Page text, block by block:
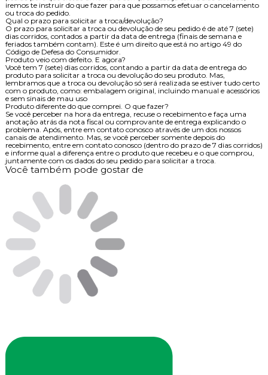
iremos te instruir do que fazer para que possamos efetuar o cancelamento
ou troca do pedido.
Qual o prazo para solicitar a troca/devolução?
O prazo para solicitar a troca ou devolução de seu pedido é de até 7 (sete)
dias corridos, contados a partir da data de entrega (finais de semana e
feriados também contam). Este é um direito que está no artigo 49 do
Código de Defesa do Consumidor.
Produto veio com defeito. E agora?
Você tem 7 (sete) dias corridos, contando a partir da data de entrega do
produto para solicitar a troca ou devolução do seu produto. Mas,
lembramos que a troca ou devolução só será realizada se estiver tudo certo
com o produto, como: embalagem original, incluindo manual e acessórios
e sem sinais de mau uso
Produto diferente do que comprei. O que fazer?
Se você perceber na hora da entrega, recuse o recebimento e faça uma
anotação atrás da nota fiscal ou comprovante de entrega explicando o
problema. Após, entre em contato conosco através de um dos nossos
canais de atendimento. Mas, se você perceber somente depois do
recebimento, entre em contato conosco (dentro do prazo de 7 dias corridos)
e informe qual a diferença entre o produto que recebeu e o que comprou,
juntamente com os dados do seu pedido para solicitar a troca.
Você também pode gostar de